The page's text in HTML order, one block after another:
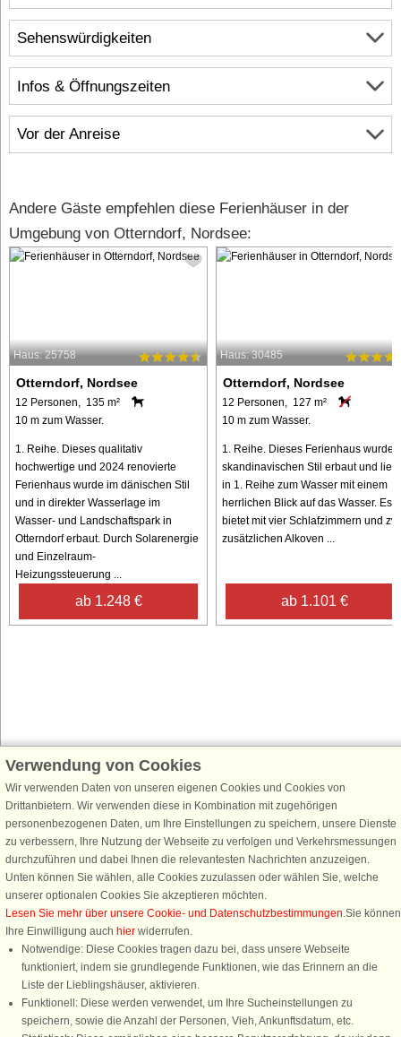
Infos & Öffnungszeiten
Vor der Anreise
Sehenswürdigkeiten
Andere Gäste empfehlen diese Ferienhäuser in der
Umgebung von Otterndorf, Nordsee:
Haus: 25758
Otterndorf, Nordsee
12 Personen, 135 m²
10 m zum Wasser.
1. Reihe. Dieses qualitativ
hochwertige und 2024 renovierte
Ferienhaus wurde im dänischen Stil
und in direkter Wasserlage im
Wasser- und Landschaftspark in
Otterndorf erbaut. Durch Solarenergie
und Einzelraum-
Heizungssteuerung ...
ab 1.248 €
Haus: 30485
Otterndorf, Nordsee
12 Personen, 127 m²
10 m zum Wasser.
1. Reihe. Dieses Ferienhaus wurde
skandinavischen Stil erbaut und liegt
in 1. Reihe zum Wasser mit einem
herrlichen Blick auf das Wasser. Es
bietet mit vier Schlafzimmern und
zusätzlichen Alkoven ...
ab 1.101 €
Schließen Sie sich 100.000 Ferienhaus-Fans an
Erhalten Sie einen Willkommensgutschein von 25 €für Ihren nächsten
Ferienhausurlaub - melden Sie sich einfach für den DanCenter Newsletter
an. Verpassen Sie nie wieder exklusive Angebote, Gewinnspiele und
Urlaubstipps!
Newsletter abonnieren
Verwendung von Cookies
Wir verwenden Daten von unseren eigenen Cookies und Cookies von
Drittanbietern. Wir verwenden diese in Kombination mit zugehörigen
personenbezogenen Daten, um Ihre Einstellungen zu speichern, unsere Dienste
zu verbessern, Ihre Nutzung der Webseite zu verfolgen und Verkehrsmessungen
durchzuführen und dabei Ihnen die relevantesten Nachrichten anzuzeigen.
Unten können Sie wählen, alle Cookies zuzulassen oder wählen Sie, welche
unserer optionalen Cookies Sie akzeptieren möchten.
Lesen Sie mehr über unsere Cookie- und Datenschutzbestimmungen.Sie können
Ihre Einwilligung auch hier widerrufen.
Notwendige: Diese Cookies tragen dazu bei, dass unsere Webseite
funktioniert, indem sie grundlegende Funktionen, wie das Erinnern an die
Liste der Lieblingshäuser, aktivieren.
Funktionell: Diese werden verwendet, um Ihre Sucheinstellungen zu
speichern, sowie die Anzahl der Personen, Vieh, Ankunftsdatum, etc.